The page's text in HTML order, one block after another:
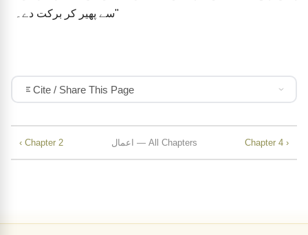
سے پھیر کر برکت دے۔"
Cite / Share This Page
‹ Chapter 2 اعمال — All Chapters Chapter 4 ›